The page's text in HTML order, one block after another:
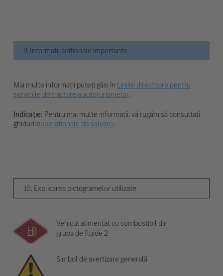
9. Informații adiționale importante
Mai multe informații puteți găsi în Liniile directoare pentru
serviciile de tractare a autoturismelor.
Indicație: Pentru mai multe informații, vă rugăm să consultați
ghidurileoperaționale de salvare.
10. Explicarea pictogramelor utilizate
Vehicul alimentat cu combustibil din
grupa de fluide 2
Simbol de avertizare generală